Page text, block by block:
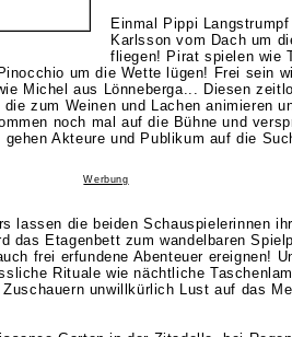
Einmal Pippi
Karlsson vom Dach um
fliegen! Pirat spielen wie
um die Wette lügen! Frei sein
Michel aus Lönneberga... Diesen
zum Weinen und Lachen animieren
noch mal auf die Bühne und
gehen Akteure und Publikum auf die
Werbung
lassen die beiden Schauspielerinnen
das Etagenbett zum wandelbaren
frei erfundene Abenteuer ereignen!
Rituale wie nächtliche
unwillkürlich Lust auf das